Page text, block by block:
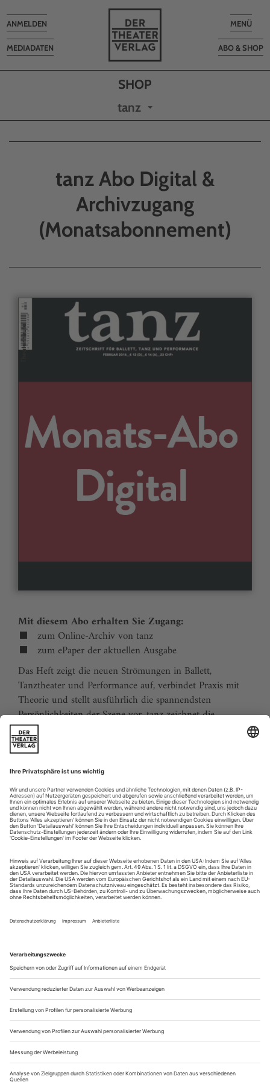
Toggle
MENÜ
ABO & SHOP
MEDIADATEN
Toggle
navigation
ANMELDEN
tanz
tanz Abo Digital &
Archivzugang
(Monatsabonnement)
Mit diesem Abo erhalten Sie Zugang:
zum Online-Archiv von tanz
zum ePaper der aktuellen Ausgabe
Das Heft zeigt die neuen Strömungen in Ballett,
Tanztheater und Performance auf, verbindet Praxis mit
Theorie und stellt ausführlich die spannendsten
Persönlichkeiten der Szene vor. tanz zeichnet die
Traditionen der Tanzgeschichte nach und stellt
zukunftsweisende Ideen vor. Der Kalender ermöglicht
Tanzliebhabern ihre Reiseplanung in Europa. Eine
aktuelle Liste von Auditions und Workshops sowie der
Schulindex sind unverzichtbar für Profis und das
tanzbegeisterte Publikum.
tanz erscheint zwölf mal im Jahr incl. Doppelheft und
Jahrbuch. Sie erhalten Zugang zum Online-Archiv von
tanz und können sowohl das aktuelle ePaper als auch das
ePaper-Archiv über Ihren Account auf www.der-
theaterverlag.de einsehen. Das Abonnement hat eine
Laufzeit von einem Monat und verlängert sich jeweils um
einen weiteren Monat, sofern es nicht vom Kunden auf
der Seite „Mein Konto/Meine Bestellungen“ auf
des erworbenen Bezugszeitraumes automatisch in Kraft.
Aus steuerlichen Gründen abweichende Preise für Käufe
außerhalb Deutschlands (Endpreis vor Auslösen der Bestellung
ersichtlich)
9,99 €